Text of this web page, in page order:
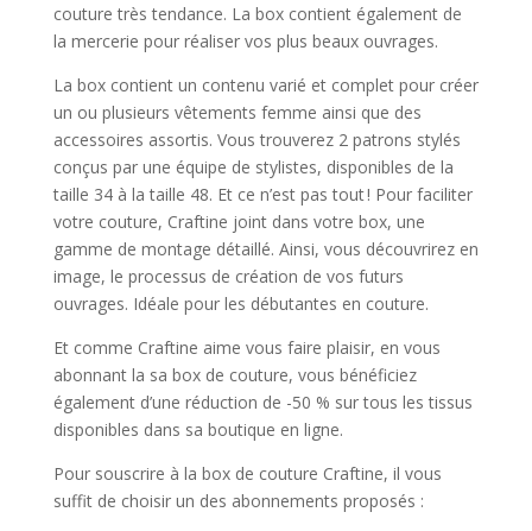
couture très tendance. La box contient également de
la mercerie pour réaliser vos plus beaux ouvrages.
La box contient un contenu varié et complet pour créer
un ou plusieurs vêtements femme ainsi que des
accessoires assortis. Vous trouverez 2 patrons stylés
conçus par une équipe de stylistes, disponibles de la
taille 34 à la taille 48. Et ce n’est pas tout ! Pour faciliter
votre couture, Craftine joint dans votre box, une
gamme de montage détaillé. Ainsi, vous découvrirez en
image, le processus de création de vos futurs
ouvrages. Idéale pour les débutantes en couture.
Et comme Craftine aime vous faire plaisir, en vous
abonnant la sa box de couture, vous bénéficiez
également d’une réduction de -50 % sur tous les tissus
disponibles dans sa boutique en ligne.
Pour souscrire à la box de couture Craftine, il vous
suffit de choisir un des abonnements proposés :